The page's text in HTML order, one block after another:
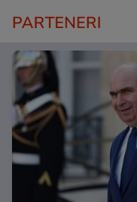
PARTENERI